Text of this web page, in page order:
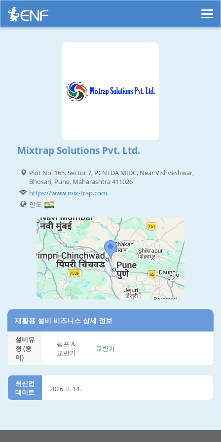
Mixtrap Solutions Pvt. Ltd.
Plot No. 165, Sector 7, PCNTDA MIDC, Near Vishveshwar,
Bhosari, Pune, Maharashtra 411026
https://www.mix-trap.com
인도
재활용 설비 비즈니스 상세 정보
설비유
형 (종
이)
펌프 &
교반기
교반기
최신업
데이트
2026. 2. 14.